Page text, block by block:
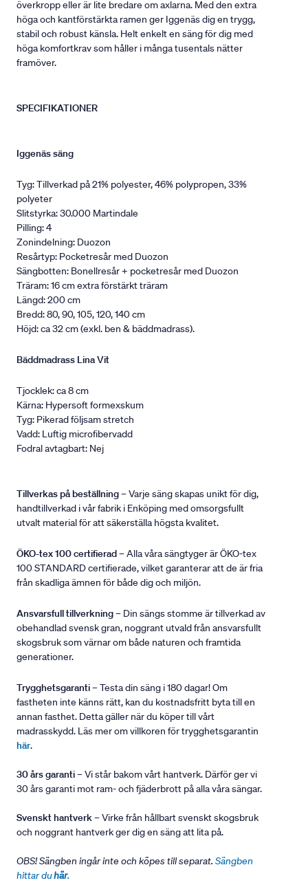
överkropp eller är lite bredare om axlarna. Med den extra
höga och kantförstärkta ramen ger Iggenäs dig en trygg,
stabil och robust känsla. Helt enkelt en säng för dig med
höga komfortkrav som håller i många tusentals nätter
framöver.
SPECIFIKATIONER
Iggenäs säng
Tyg: Tillverkad på 21% polyester, 46% polypropen, 33%
polyeter
Slitstyrka: 30.000 Martindale
Pilling: 4
Zonindelning: Duozon
Resårtyp: Pocketresår med Duozon
Sängbotten: Bonellresår + pocketresår med Duozon
Träram: 16 cm extra förstärkt träram
Längd: 200 cm
Bredd: 80, 90, 105, 120, 140 cm
Höjd: ca 32 cm (exkl. ben & bäddmadrass).
Bäddmadrass Lina Vit
Tjocklek: ca 8 cm
Kärna: Hypersoft formexskum
Tyg: Pikerad följsam stretch
Vadd: Luftig microfibervadd
Fodral avtagbart: Nej
Tillverkas på beställning– Varje säng skapas unikt för dig,
handtillverkad i vår fabrik i Enköping med omsorgsfullt
utvalt material för att säkerställa högsta kvalitet.
ÖKO-tex 100 certifierad– Alla våra sängtyger är ÖKO-tex
100 STANDARD certifierade, vilket garanterar att de är fria
från skadliga ämnen för både dig och miljön.
Ansvarsfull tillverkning– Din sängs stomme är tillverkad av
obehandlad svensk gran, noggrant utvald från ansvarsfullt
skogsbruk som värnar om både naturen och framtida
generationer.
Trygghetsgaranti– Testa din säng i 180 dagar! Om
fastheten inte känns rätt, kan du kostnadsfritt byta till en
annan fasthet. Detta gäller när du köper till vårt
madrasskydd. Läs mer om villkoren för trygghetsgarantin
här.
30 års garanti– Vi står bakom vårt hantverk. Därför ger vi
30 års garanti mot ram- och fjäderbrott på alla våra sängar.
Svenskt hantverk– Virke från hållbart svenskt skogsbruk
och noggrant hantverk ger dig en säng att lita på.
OBS! Sängben ingår inte och köpes till separat. Sängben
hittar duhär.